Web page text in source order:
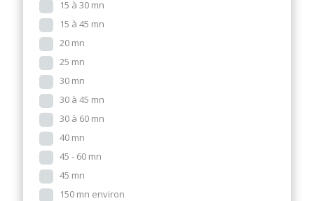
15 à 30 mn
15 à 45 mn
20 mn
25 mn
30 mn
30 à 45 mn
30 à 60 mn
40 mn
45 - 60 mn
45 mn
150 mn environ